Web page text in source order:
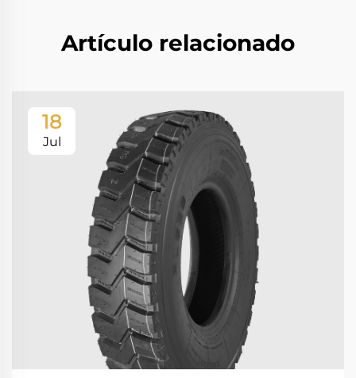
Artículo relacionado
18
Jul